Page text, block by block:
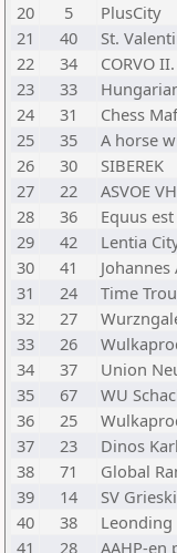
20
5 PlusCity
21
40 St.
22
34 CORVO II.
23
33
24
31 Chess
25
35 A horse
26
30 SIBEREK
27
22 ASVOE
28
36 Equus
29
42 Lentia
30
41
31
24 Time
32
27
33
26
34
37 Union
35
67 WU
36
25
37
23 Dinos
38
71 Global
39
14 SV
40
38 Leonding
41
28 AAHP-en